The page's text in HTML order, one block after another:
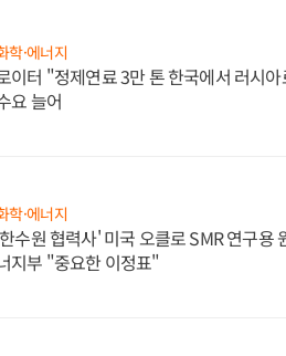
학·에너지
이터 "정제연료 3만 톤 한국에서 러시
요 늘어
학·에너지
수원 협력사' 미국 오클로 SMR 연구용
지부 "중요한 이정표"